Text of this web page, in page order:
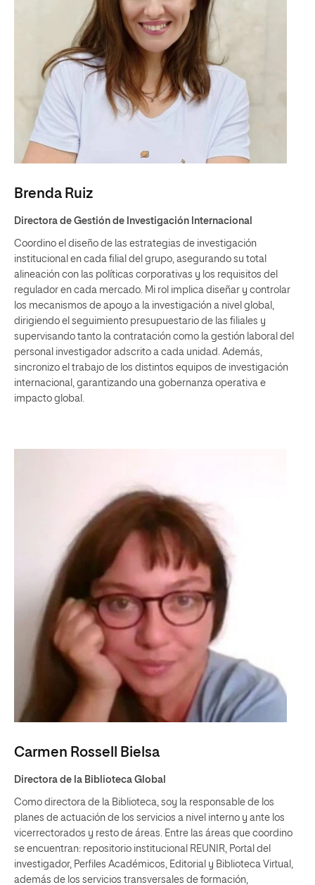
Brenda Ruiz
Directora de Gestión de Investigación Internacional
Coordino el diseño de las estrategias de investigación
institucional en cada filial del grupo, asegurando su total
alineación con las políticas corporativas y los requisitos del
regulador en cada mercado. Mi rol implica diseñar y controlar
los mecanismos de apoyo a la investigación a nivel global,
dirigiendo el seguimiento presupuestario de las filiales y
supervisando tanto la contratación como la gestión laboral del
personal investigador adscrito a cada unidad. Además,
sincronizo el trabajo de los distintos equipos de investigación
internacional, garantizando una gobernanza operativa e
impacto global.
Carmen Rossell Bielsa
Directora de la Biblioteca Global
Como directora de la Biblioteca, soy la responsable de los
planes de actuación de los servicios a nivel interno y ante los
vicerrectorados y resto de áreas. Entre las áreas que coordino
se encuentran: repositorio institucional
REUNIR , Portal del
investigador, Perfiles Académicos, Editorial y Biblioteca Virtual,
además de los servicios transversales de formación,